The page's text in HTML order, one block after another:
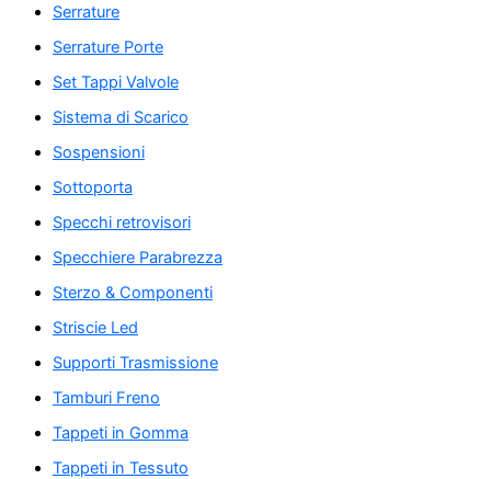
Serrature
Serrature Porte
Set Tappi Valvole
Sistema di Scarico
Sospensioni
Sottoporta
Specchi retrovisori
Specchiere Parabrezza
Sterzo & Componenti
Striscie Led
Supporti Trasmissione
Tamburi Freno
Tappeti in Gomma
Tappeti in Tessuto